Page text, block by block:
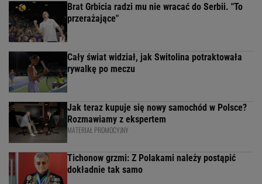
Brat Grbicia radzi mu nie wracać do Serbii. "To
przerażające"
Cały świat widział, jak Switolina potraktowała
rywalkę po meczu
Jak teraz kupuje się nowy samochód w Polsce?
Rozmawiamy z ekspertem
MATERIAŁ PROMOCYJNY
Tichonow grzmi: Z Polakami należy postąpić
dokładnie tak samo